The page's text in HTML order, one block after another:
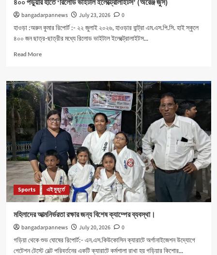
৪০০ পড়ুয়ার হাতে ‘রিলোড ভাইটাল ইলেক্ট্রোলাইটস’ (অরেঞ্জ জুস)
bangadarpannews July 23, 2026
0
হাওড়া :অরুন কুমার রিপোর্ট :- ২২ জুলাই ২০২৬, হাওড়ার বান্ট্রা এম.এস.পি.সি. হাই স্কুলে
৪০০ জন ছাত্র-ছাত্রীর মধ্যে রিলোড ভাইটাল ইলেক্ট্রোলাইটস...
Read MoreRead
৪০০
পড়ুয়ার
হাতে
‘রিলোড
ভাইটাল
ইলেক্ট্রোলাইটস’
(অরেঞ্জ
জুস)
Sports এই মুহূর্তে
মহিলাদের আত্মনির্ভরতা রক্ষার জন্য বিশেষ ক্যাম্পের ব্যবস্থা।
bangadarpannews July 20, 2026
0
গড়িয়া থেকে শুভ ঘোষের রিপোর্ট:- এন.এস.কিউকোসিন ক্যারাটে অর্গানাইজেশন উদ্যোগে
গেটেশন টেস্টে বেল্ট পরিবর্তনের একটি ক্যারাটে কর্মশালা রাখা হয় গড়িয়ার কিশোর...